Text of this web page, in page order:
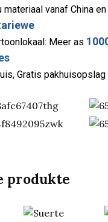
materiaal vanaf China
Meer as
Gratis pakhuisopslag
produkte